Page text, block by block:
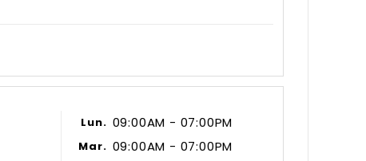
Lun. 09:00AM - 07:00PM
Mar. 09:00AM - 07:00PM